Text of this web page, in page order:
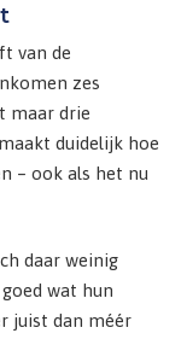
van de
zes
maar drie
duidelijk hoe
– ook als het nu
daar weinig
wat hun
juist dan méér